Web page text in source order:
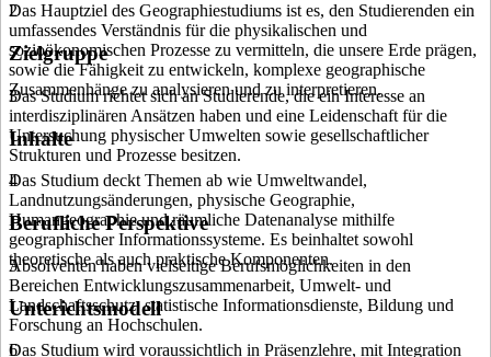
Das Hauptziel des Geographiestudiums ist es, den Studierenden ein
umfassendes Verständnis für die physikalischen und
sozioökonomischen Prozesse zu vermitteln, die unsere Erde prägen,
sowie die Fähigkeit zu entwickeln, komplexe geographische
Zusammenhänge zu analysieren und zu interpretieren.
2
Zielgruppe
Das Studium richtet sich an Studierende, die ein Interesse an
interdisziplinären Ansätzen haben und eine Leidenschaft für die
Untersuchung physischer Umwelten sowie gesellschaftlicher
Strukturen und Prozesse besitzen.
3
Inhalte
Das Studium deckt Themen ab wie Umweltwandel,
Landnutzungsänderungen, physische Geographie,
Humangeographie und räumliche Datenanalyse mithilfe
geographischer Informationssysteme. Es beinhaltet sowohl
theoretische als auch praktische Komponenten.
4
Berufliche Perspektive
Absolventen haben vielseitige Berufsmöglichkeiten in den
Bereichen Entwicklungszusammenarbeit, Umwelt- und
Landschaftsschutz, statistische Informationsdienste, Bildung und
Forschung an Hochschulen.
5
Unterichtsmodell
Das Studium wird voraussichtlich in Präsenzlehre, mit Integration
6